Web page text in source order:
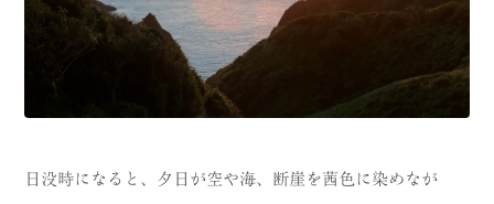
日没時になると、夕日が空や海、断崖を茜色に染めなが